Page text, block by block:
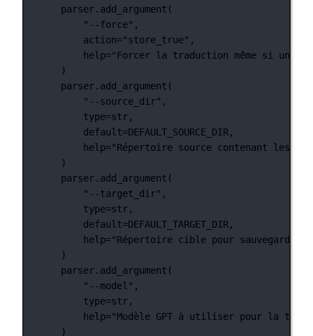
parser.add_argument(
"--force" ,
action="store_true" ,
help="Forcer la traduction même si une
)
parser.add_argument(
"--source_dir" ,
type=str,
default=DEFAULT_SOURCE_DIR,
help="Répertoire source contenant les
)
parser.add_argument(
"--target_dir" ,
type=str,
default=DEFAULT_TARGET_DIR,
help="Répertoire cible pour sauvegarder
)
parser.add_argument(
"--model" ,
type=str,
help="Modèle GPT à utiliser pour la
)